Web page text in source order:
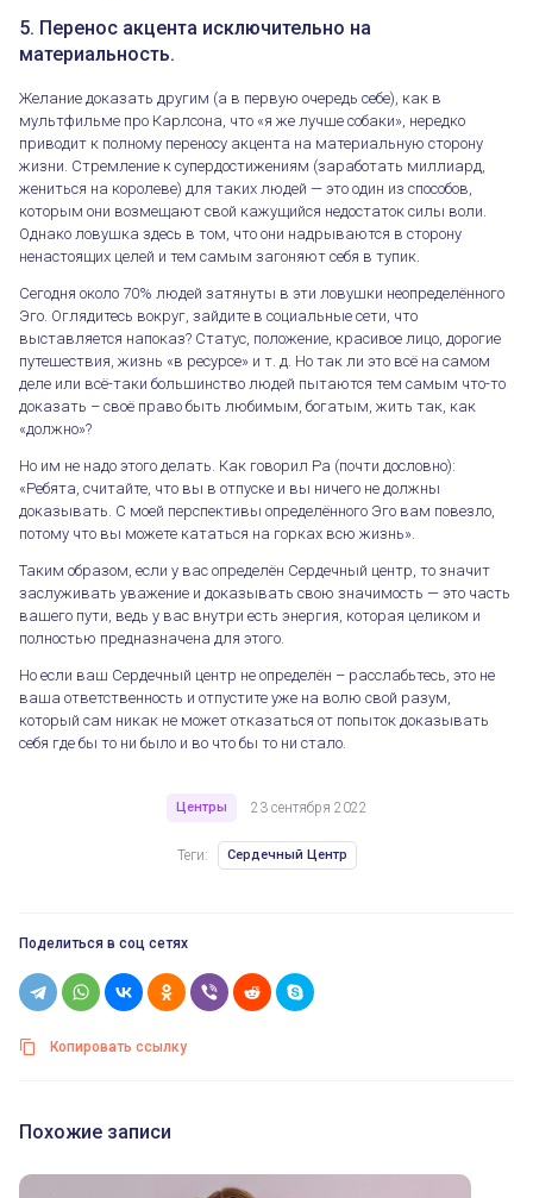
Ловушки неопределённого Эго
5. Перенос акцента исключительно на
материальность.
Желание доказать другим (а в первую очередь себе), как в
мультфильме про Карлсона, что «я же лучше собаки», нередко
приводит к полному переносу акцента на материальную сторону
жизни. Стремление к супердостижениям (заработать миллиард,
жениться на королеве) для таких людей — это один из способов,
которым они возмещают свой кажущийся недостаток силы воли.
Однако ловушка здесь в том, что они надрываются в сторону
ненастоящих целей и тем самым загоняют себя в тупик.
Сегодня около 70% людей затянуты в эти ловушки неопределённого
Эго. Оглядитесь вокруг, зайдите в социальные сети, что
выставляется напоказ? Статус, положение, красивое лицо, дорогие
путешествия, жизнь «в ресурсе» и т. д. Но так ли это всё на самом
деле или всё-таки большинство людей пытаются тем самым что-то
доказать – своё право быть любимым, богатым, жить так, как
«должно»?
Но им не надо этого делать. Как говорил Ра (почти дословно):
«Ребята, считайте, что вы в отпуске и вы ничего не должны
доказывать. С моей перспективы определённого Эго вам повезло,
потому что вы можете кататься на горках всю жизнь».
Таким образом, если у вас определён Сердечный центр, то значит
заслуживать уважение и доказывать свою значимость — это часть
вашего пути, ведь у вас внутри есть энергия, которая целиком и
полностью предназначена для этого.
Но если ваш Сердечный центр не определён – расслабьтесь, это не
ваша ответственность и отпустите уже на волю свой разум,
который сам никак не может отказаться от попыток доказывать
себя где бы то ни было и во что бы то ни стало.
Центры 23 сентября 2022
Теги: Сердечный Центр
Поделиться в соц сетях
Копировать ссылку
Похожие записи